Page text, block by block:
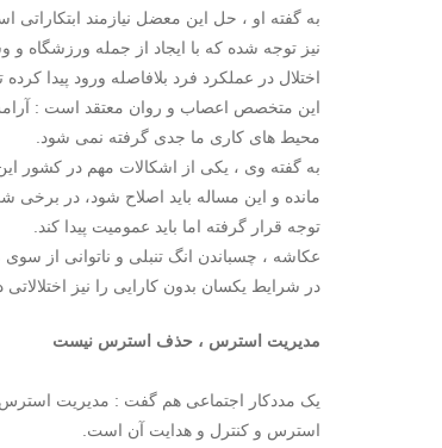
به گفته او ، حل این معضل نیازمند
نیز توجه شده که با ایجاد از جمله ورزشگاه و
اختلال در عملکرد فرد بلافاصله ورود پیدا کرده
این متخصص اعصاب و روان معتقد است : آرامش
محیط های کاری ما جدی گرفته نمی شود.
به گفته وی ، یکی از اشکالات مهم در
مانده و این مساله باید اصلاح شود، در
توجه قرار گرفته اما باید عمومیت پیدا کند.
عکاشه ، چسباندن انگ تنبلی و ناتوانی از
در شرایط یکسان بدون کارایی را نیز
مدیریت استرس ، حذف استرس نیست
یک مددکار اجتماعی هم گفت : مدیریت استرس
استرس و کنترل و هدایت آن است.